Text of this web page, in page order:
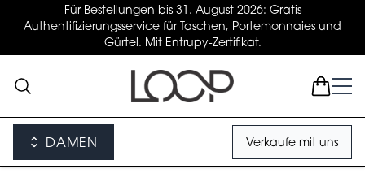
Für Bestellungen bis 31. August 2026: Gratis
Authentifizierungsservice für Taschen, Portemonnaies und
Gürtel. Mit Entrupy-Zertifikat.
DAMEN Verkaufe mit uns